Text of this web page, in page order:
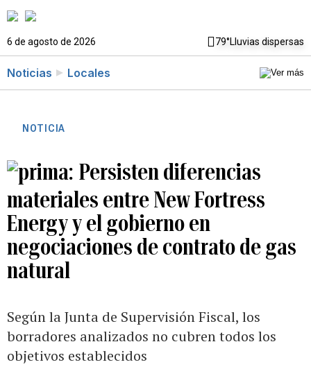
6 de agosto de 2026 79°Lluvias dispersas
Noticias Locales
NOTICIA
Persisten diferencias
materiales entre New Fortress
Energy y el gobierno en
negociaciones de contrato de gas
natural
Según la Junta de Supervisión Fiscal, los
borradores analizados no cubren todos los
objetivos establecidos